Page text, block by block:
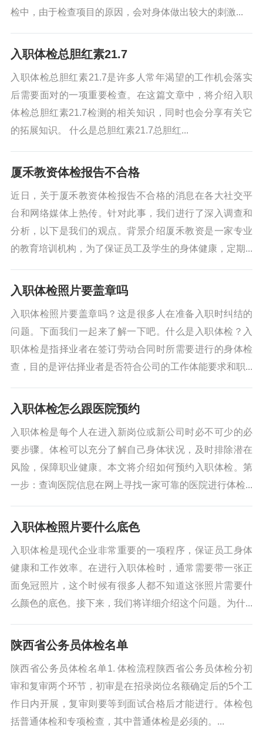
检中，由于检查项目的原因，会对身体做出较大的刺激...
入职体检总胆红素21.7
入职体检总胆红素21.7是许多人常年渴望的工作机会落实
后需要面对的一项重要检查。在这篇文章中，将介绍入职
体检总胆红素21.7检测的相关知识，同时也会分享有关它
的拓展知识。 什么是总胆红素21.7总胆红...
厦禾教资体检报告不合格
近日，关于厦禾教资体检报告不合格的消息在各大社交平
台和网络媒体上热传。针对此事，我们进行了深入调查和
分析，以下是我们的观点。背景介绍厦禾教资是一家专业
的教育培训机构，为了保证员工及学生的身体健康，定期...
入职体检照片要盖章吗
入职体检照片要盖章吗？这是很多人在准备入职时纠结的
问题。下面我们一起来了解一下吧。什么是入职体检？入
职体检是指择业者在签订劳动合同时所需要进行的身体检
查，目的是评估择业者是否符合公司的工作体能要求和职...
入职体检怎么跟医院预约
入职体检是每个人在进入新岗位或新公司时必不可少的必
要步骤。体检可以充分了解自己身体状况，及时排除潜在
风险，保障职业健康。本文将介绍如何预约入职体检。第
一步：查询医院信息在网上寻找一家可靠的医院进行体检...
入职体检照片要什么底色
入职体检是现代企业非常重要的一项程序，保证员工身体
健康和工作效率。在进行入职体检时，通常需要带一张正
面免冠照片，这个时候有很多人都不知道这张照片需要什
么颜色的底色。接下来，我们将详细介绍这个问题。为什...
陕西省公务员体检名单
陕西省公务员体检名单1. 体检流程陕西省公务员体检分初
审和复审两个环节，初审是在招录岗位名额确定后的5个工
作日内开展，复审则要等到面试合格后才能进行。体检包
括普通体检和专项检查，其中普通体检是必须的。...